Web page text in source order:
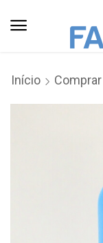
Início Comprar